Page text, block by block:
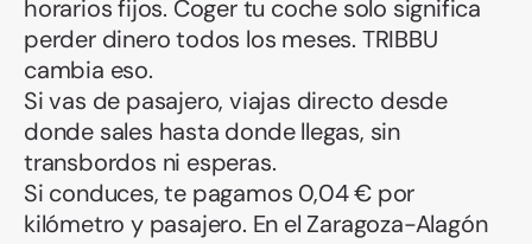
horarios fijos. Coger tu coche solo significa
perder dinero todos los meses. TRIBBU
cambia eso.
Si vas de pasajero, viajas directo desde
donde sales hasta donde llegas, sin
transbordos ni esperas.
Si conduces, te pagamos 0,04 € por
kilómetro y pasajero. En el Zaragoza-Alagón